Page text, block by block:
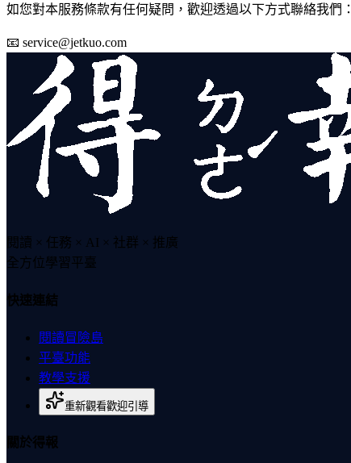
如您對本服務條款有任何疑問，歡迎透過以下方式聯絡我們：
📧 service@jetkuo.com
閱讀 × 任務 × AI × 社群 × 推廣
全方位學習平臺
快速連結
閱讀冒險島
平臺功能
教學支援
重新觀看歡迎引導
關於得報